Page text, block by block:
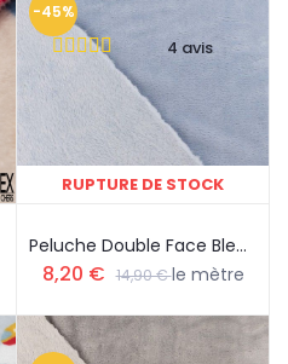
-45%
4 avis
RUPTURE DE STOCK
Peluche Double Face Bleu Ciel
8,20 € 14,90 €le mètre